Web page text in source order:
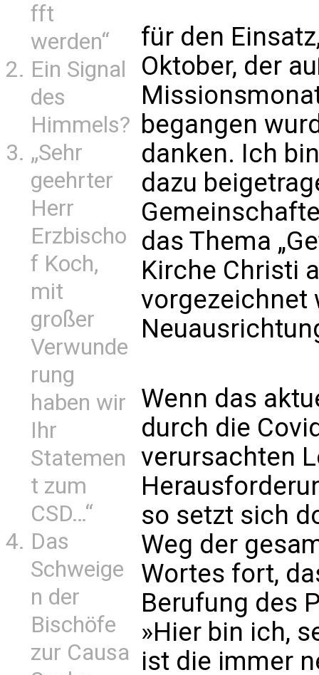
fft
werden“
Ein Signal
des
Himmels?
„Sehr
geehrter
Herr
Erzbischo
f Koch,
mit
großer
Verwunde
rung
haben wir
Ihr
Statemen
t zum
CSD…“
Das
Schweige
n der
Bischöfe
zur Causa
für den
Oktober, der
begangen
danken. Ich
dazu
das Thema
Kirche Christi
vorgezeichnet
Wenn das
durch die
verursachten
so setzt sich
Weg der
Wortes fort,
Berufung des
»Hier bin ich,
ist die immer